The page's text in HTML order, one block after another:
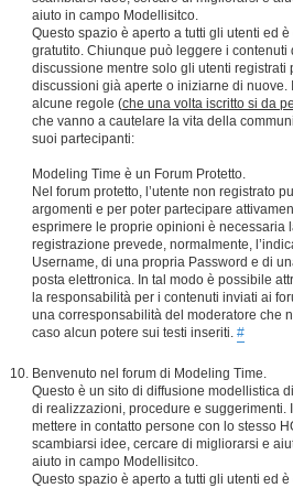
aiuto in campo Modellisitco.
Questo spazio è aperto a tutti gli utenti ed
gratutito. Chiunque può leggere i contenuti
discussione mentre solo gli utenti registrati
discussioni già aperte o iniziarne di nuove.
alcune regole (che una volta iscritto si da
che vanno a cautelare la vita della
suoi partecipanti:
Modeling Time è un Forum Protetto.
Nel forum protetto, l’utente non registrato
argomenti e per poter partecipare
esprimere le proprie opinioni è necessaria
registrazione prevede, normalmente,
Username, di una propria Password e di
posta elettronica. In tal modo è possibile
la responsabilità per i contenuti inviati ai
una corresponsabilità del moderatore che
caso alcun potere sui testi inseriti. #
Benvenuto nel forum di Modeling Time.
Questo è un sito di diffusione modellistica
di realizzazioni, procedure e suggerimenti.
mettere in contatto persone con lo stesso
scambiarsi idee, cercare di migliorarsi e
aiuto in campo Modellisitco.
Questo spazio è aperto a tutti gli utenti ed